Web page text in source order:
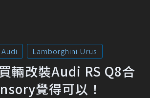
Audi Lamborghini Urus
輛改裝Audi RS Q8合
覺得可以！